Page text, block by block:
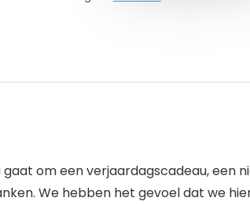
om een ​​verjaardagscadeau, een
We hebben het gevoel dat we hier